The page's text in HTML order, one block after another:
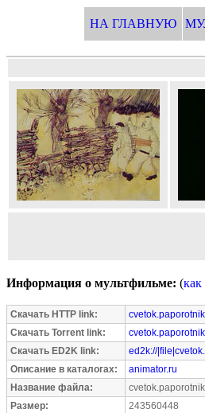
НА ГЛАВНУЮ
Информация о мультфильме: (как
Скачать HTTP link:
Скачать Torrent link:
Скачать ED2K link:
ed2k://
Описание в каталогах:
animator.ru
Название файла:
Размер:
243560448